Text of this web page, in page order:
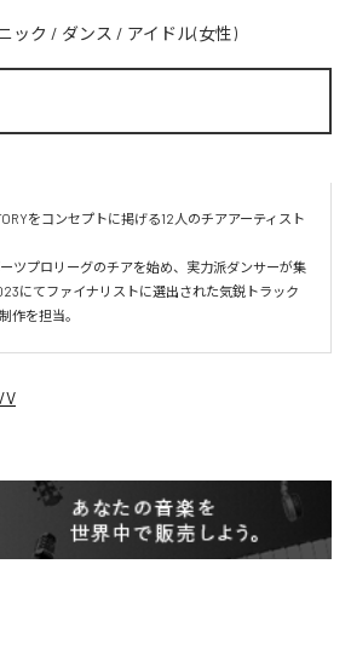
ック / ダンス / アイドル(女性)
をコンセプトに掲げる12人のチアアーティスト
ツプロリーグのチアを始め、実力派ダンサーが集
にてファイナリストに選出された気鋭トラック
作を担当。
V